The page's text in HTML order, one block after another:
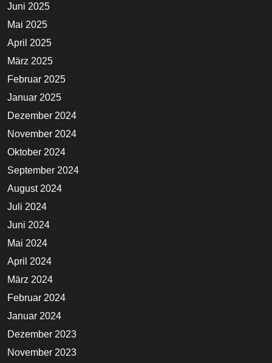
Juni 2025
Mai 2025
April 2025
März 2025
Februar 2025
Januar 2025
Dezember 2024
November 2024
Oktober 2024
September 2024
August 2024
Juli 2024
Juni 2024
Mai 2024
April 2024
März 2024
Februar 2024
Januar 2024
Dezember 2023
November 2023